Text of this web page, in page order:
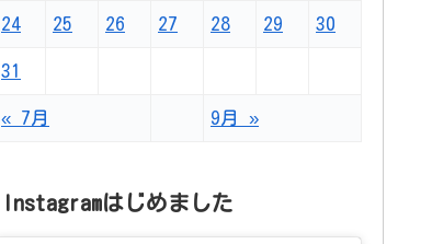
24 25 26 27 28 29 30
31
« 7月 9月 »
Instagramはじめました